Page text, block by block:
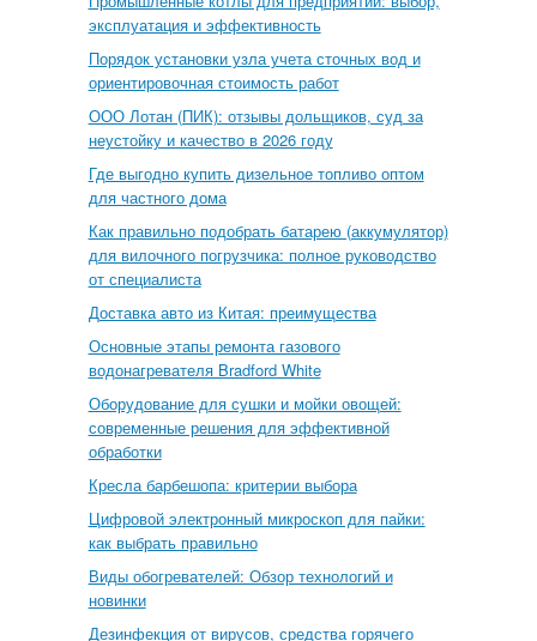
эксплуатация и эффективность
Порядок установки узла учета сточных вод и
ориентировочная стоимость работ
ООО Лотан (ПИК): отзывы дольщиков, суд за
неустойку и качество в 2026 году
Где выгодно купить дизельное топливо оптом
для частного дома
Как правильно подобрать батарею (аккумулятор)
для вилочного погрузчика: полное руководство
от специалиста
Доставка авто из Китая: преимущества
Основные этапы ремонта газового
водонагревателя Bradford White
Оборудование для сушки и мойки овощей:
современные решения для эффективной
обработки
Кресла барбешопа: критерии выбора
Цифровой электронный микроскоп для пайки:
как выбрать правильно
Виды обогревателей: Обзор технологий и
новинки
Дезинфекция от вирусов, средства горячего